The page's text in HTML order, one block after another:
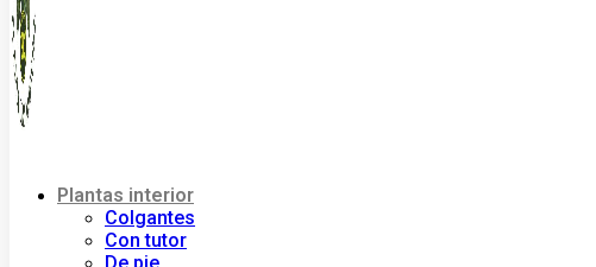
Plantas interior
Colgantes
Con tutor